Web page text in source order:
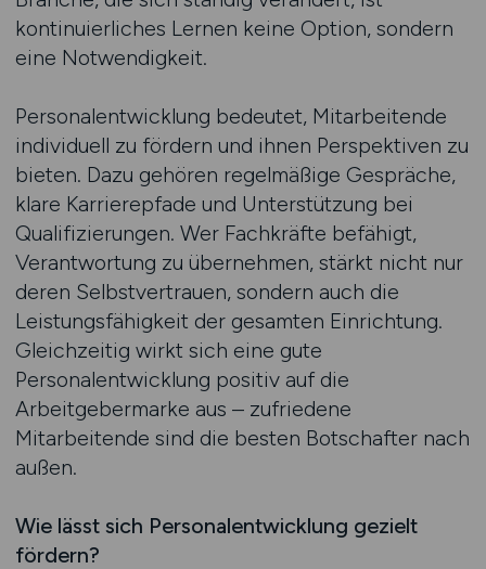
kontinuierliches Lernen keine Option, sondern
eine Notwendigkeit.
Personalentwicklung bedeutet, Mitarbeitende
individuell zu fördern und ihnen Perspektiven zu
bieten. Dazu gehören regelmäßige Gespräche,
klare Karrierepfade und Unterstützung bei
Qualifizierungen. Wer Fachkräfte befähigt,
Verantwortung zu übernehmen, stärkt nicht nur
deren Selbstvertrauen, sondern auch die
Leistungsfähigkeit der gesamten Einrichtung.
Gleichzeitig wirkt sich eine gute
Personalentwicklung positiv auf die
Arbeitgebermarke aus – zufriedene
Mitarbeitende sind die besten Botschafter nach
außen.
Wie lässt sich Personalentwicklung gezielt
fördern?